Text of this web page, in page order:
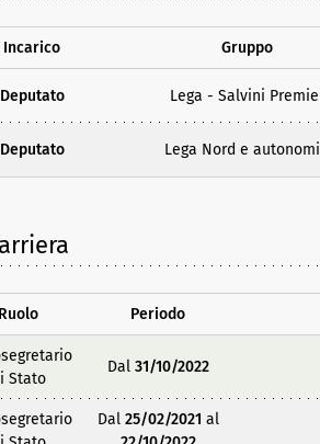
Incarico Gruppo
Deputato Lega - Salvini
Deputato Lega Nord e
Ruolo Periodo
Stato
Dal 31/10/2022
Dal 25/02/2021 al